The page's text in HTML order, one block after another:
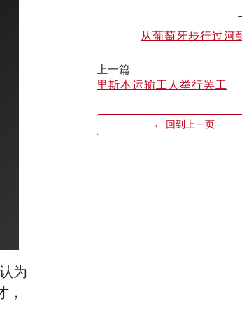
为
，
从葡萄牙步行过河
上一篇
里斯本运输工人举行罢工
← 回到上一页